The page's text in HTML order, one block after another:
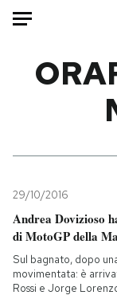
Mondo
Tecnologia
Internet
Cultura
Economia
29/10/2016
Andrea Dovizioso
di MotoGP della
Sul bagnato, dopo
movimentata: è
Rossi e Jorge